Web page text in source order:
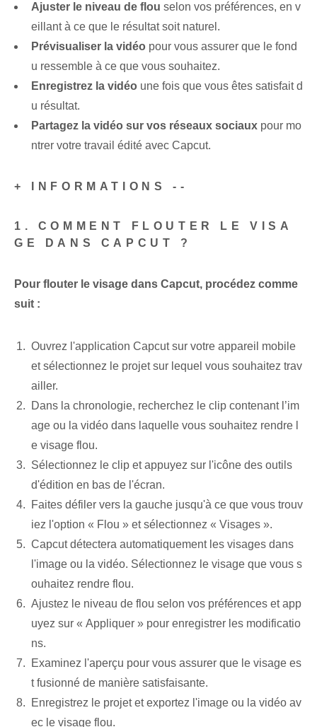
Ajuster le niveau de flou selon vos préférences, en v
eillant à ce que le résultat soit naturel.
Prévisualiser la vidéo pour vous assurer que le fond
u ressemble à ce que vous souhaitez.
Enregistrez la vidéo une fois que vous êtes satisfait d
u résultat.
Partagez la vidéo sur vos réseaux sociaux pour mo
ntrer votre travail édité avec Capcut.
+ INFORMATIONS --
1. COMMENT FLOUTER LE VISA
GE DANS CAPCUT ?
Pour flouter le visage dans Capcut, procédez comme
suit :
Ouvrez l'application Capcut sur votre appareil mobile
et sélectionnez le projet sur lequel vous souhaitez trav
ailler.
Dans la chronologie, recherchez le clip contenant l’im
age ou la vidéo dans laquelle vous souhaitez rendre l
e visage flou.
Sélectionnez le clip et appuyez sur l'icône des outils
d'édition en bas de l'écran.
Faites défiler vers la gauche jusqu'à ce que vous trouv
iez l'option « Flou » et sélectionnez « Visages ».
Capcut détectera automatiquement les visages dans
l'image ou la vidéo. Sélectionnez le visage que vous s
ouhaitez rendre flou.
Ajustez le niveau de flou selon vos préférences et app
uyez sur « Appliquer » pour enregistrer les modificatio
ns.
Examinez l'aperçu pour vous assurer que le visage es
t fusionné de manière satisfaisante.
Enregistrez le projet et exportez l'image ou la vidéo av
ec le visage flou.